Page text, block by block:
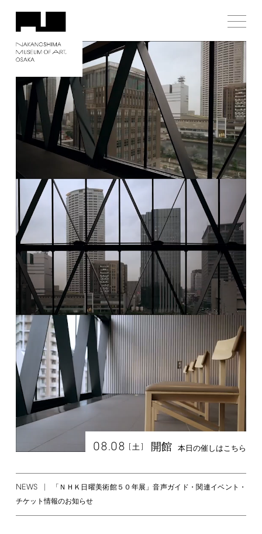
08.08 [土] 開館 本日の催しはこちら
NEWS
「ＮＨＫ日曜美術館５０年展」音声ガイド・関連イベント・
チケット情報のお知らせ